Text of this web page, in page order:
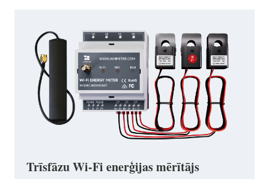
Trīsfāzu Wi-Fi enerģijas mērītājs